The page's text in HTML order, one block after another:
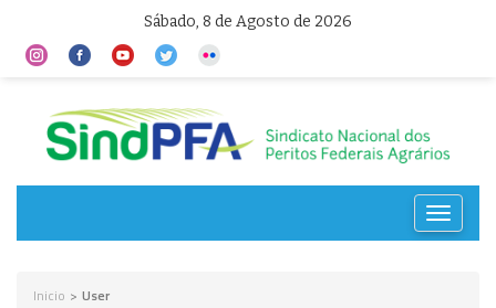
Sábado, 8 de Agosto de 2026
Toggle
Inicio > User